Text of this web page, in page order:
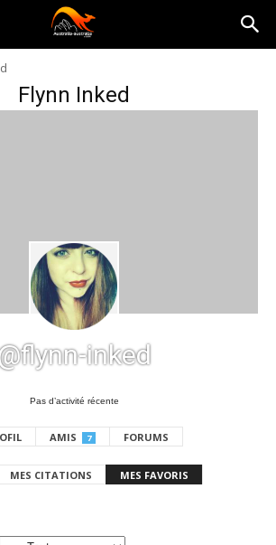
Flynn Inked
inked
Pas d’activité récente
AMIS 7 FORUMS
MES CITATIONS MES FAVORIS